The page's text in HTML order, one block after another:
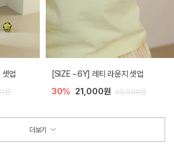
업
원
[SIZE ~6Y] 레티 라운지 셋업
30% 21,000원 30,000원
더보기